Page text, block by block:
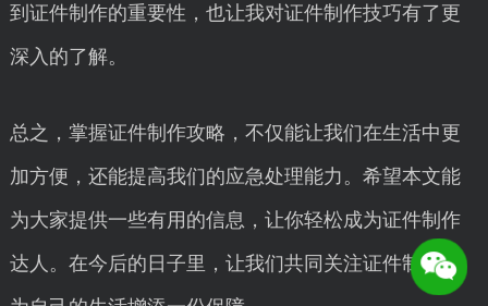
到证件制作的重要性，也让我对证件制作技巧有了更
深入的了解。
总之，掌握证件制作攻略，不仅能让我们在生活中更
加方便，还能提高我们的应急处理能力。希望本文能
为大家提供一些有用的信息，让你轻松成为证件制作
达人。在今后的日子里，让我们共同关注证件制作，